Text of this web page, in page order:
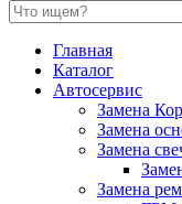
Главная
Каталог
Автосервис
Замена
Замена
Замена
Замена